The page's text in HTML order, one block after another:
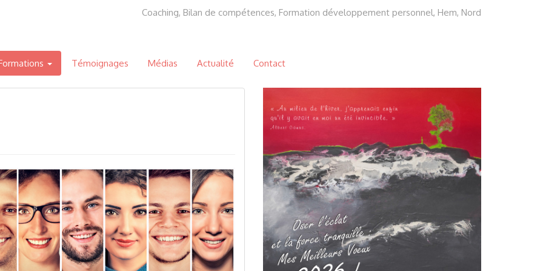
Coaching, Bilan de compétences, Formation développement personnel, Hem, Nord
Témoignages Médias Actualité Contact